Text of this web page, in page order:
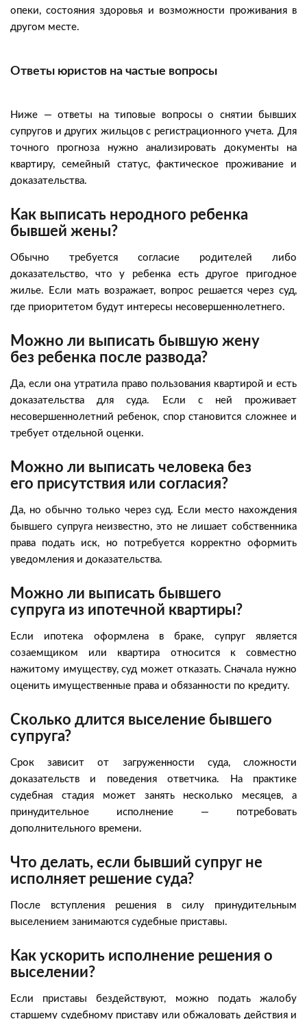
опеки, состояния здоровья и возможности проживания в
другом месте.
Ответы юристов на частые вопросы
Ниже — ответы на типовые вопросы о снятии бывших
супругов и других жильцов с регистрационного учета. Для
точного прогноза нужно анализировать документы на
квартиру, семейный статус, фактическое проживание и
доказательства.
Как выписать неродного ребенка
бывшей жены?
Обычно требуется согласие родителей либо
доказательство, что у ребенка есть другое пригодное
жилье. Если мать возражает, вопрос решается через суд,
где приоритетом будут интересы несовершеннолетнего.
Можно ли выписать бывшую жену
без ребенка после развода?
Да, если она утратила право пользования квартирой и есть
доказательства для суда. Если с ней проживает
несовершеннолетний ребенок, спор становится сложнее и
требует отдельной оценки.
Можно ли выписать человека без
его присутствия или согласия?
Да, но обычно только через суд. Если место нахождения
бывшего супруга неизвестно, это не лишает собственника
права подать иск, но потребуется корректно оформить
уведомления и доказательства.
Можно ли выписать бывшего
супруга из ипотечной квартиры?
Если ипотека оформлена в браке, супруг является
созаемщиком или квартира относится к совместно
нажитому имуществу, суд может отказать. Сначала нужно
оценить имущественные права и обязанности по кредиту.
Сколько длится выселение бывшего
супруга?
Срок зависит от загруженности суда, сложности
доказательств и поведения ответчика. На практике
судебная стадия может занять несколько месяцев, а
принудительное исполнение — потребовать
дополнительного времени.
Что делать, если бывший супруг не
исполняет решение суда?
После вступления решения в силу принудительным
выселением занимаются судебные приставы.
Как ускорить исполнение решения о
выселении?
Если приставы бездействуют, можно подать жалобу
старшему судебному приставу или обжаловать действия и